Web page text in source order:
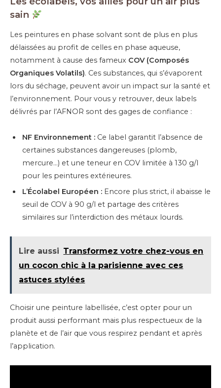
sain
Les peintures en phase solvant sont de plus en plus
délaissées au profit de celles en phase aqueuse,
notamment à cause des fameux COV (Composés
Organiques Volatils). Ces substances, qui s’évaporent
lors du séchage, peuvent avoir un impact sur la santé et
l’environnement. Pour vous y retrouver, deux labels
délivrés par l’AFNOR sont des gages de confiance :
NF Environnement : Ce label garantit l’absence de
certaines substances dangereuses (plomb,
mercure…) et une teneur en COV limitée à 130 g/l
pour les peintures extérieures.
L’Écolabel Européen : Encore plus strict, il abaisse le
seuil de COV à 90 g/l et partage des critères
similaires sur l’interdiction des métaux lourds.
Lire aussi Transformez votre chez-vous en
un cocon chic à la parisienne avec ces
astuces stylées
Choisir une peinture labellisée, c’est opter pour un
produit aussi performant mais plus respectueux de la
planète et de l’air que vous respirez pendant et après
l’application.